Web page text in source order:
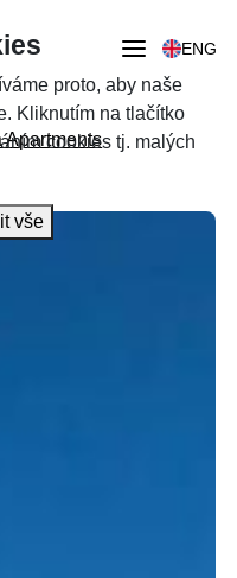
ENG
Apartments
proto, aby naše
Kliknutím na tlačítko
cookies tj. malých
vše